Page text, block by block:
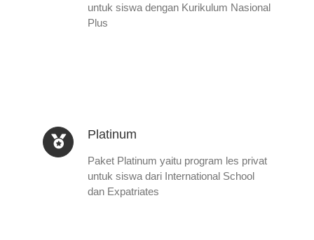
untuk siswa dengan Kurikulum Nasional
Plus
Platinum
Paket Platinum yaitu program les privat
untuk siswa dari International School
dan Expatriates